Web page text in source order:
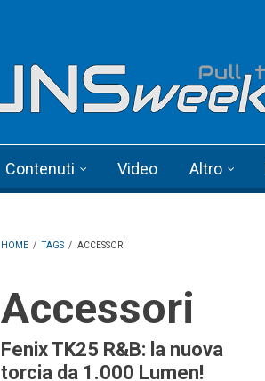
Contenuti Video Altro
HOME / TAGS / ACCESSORI
Accessori
Fenix TK25 R&B: la nuova
torcia da 1.000 Lumen!